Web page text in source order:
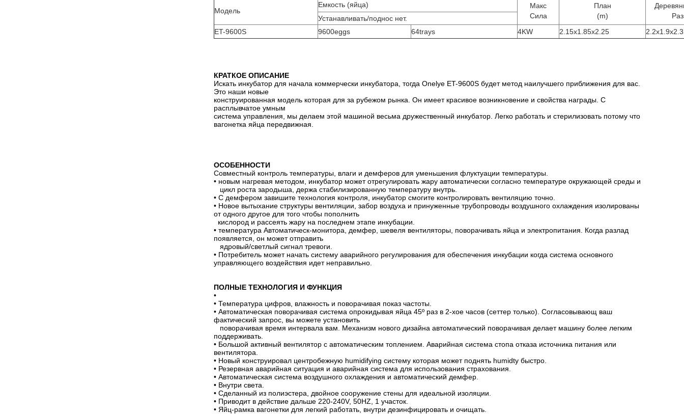
Модель
Емкость (яйца)
Макс
Сила
План
(m)
Устанавливать/поднос нет.
ET-9600S
9600eggs 64trays 4KW 2.15x1.85x2.25
КРАТКОЕ ОПИСАНИЕ
Искать инкубатор для начала коммерчески инкубатора, тогда Onelye ET-9600S будет метод наилучшего приближения для вас.
Это наши новые
конструированная модель которая для за рубежом рынка. Он имеет красивое возникновение и свойства награды. С
расплывчатое умным
система управления, мы делаем этой машиной весьма дружественный инкубатор. Легко работать и стерилизовать потому что
вагонетка яйца передвижная.
ОСОБЕННОСТИ
Совместный контроль температуры, влаги и демферов для уменьшения флуктуации температуры.
• новым нагревая методом, инкубатор может отрегулировать жару автоматически согласно температуре окружающей среды и
цикл роста зародыша, держа стабилизированную температуру внутрь.
• С демфером завишите технология контроля, инкубатор смогите контролировать вентиляцию точно.
• Новое вытыхание структуры вентиляции, забор воздуха и принуженные трубопроводы воздушного охлаждения изолированы
от одного другое для того чтобы пополнить
кислород и рассеять жару на последнем этапе инкубации.
• температура Автоматическ-монитора, демфер, шевеля вентиляторы, поворачивать яйца и электропитания. Когда разлад
появляется, он может отправить
ядровый/светлый сигнал тревоги.
• Потребитель может начать систему аварийного регулирования для обеспечения инкубации когда система основного
управляющего воздействия идет неправильно.
ПОЛНЫЕ ТЕХНОЛОГИЯ И ФУНКЦИЯ
•
• Температура цифров, влажность и поворачивая показ частоты.
• Автоматическая поворачивая система опрокидывая яйца 45º раз в 2-хое часов (сеттер только). Согласовывающ ваш
фактический запрос, вы можете установить
поворачивая время интервала вам. Механизм нового дизайна автоматический поворачивая делает машину более легким
поддерживать.
• Большой активный вентилятор с автоматическим топлением. Аварийная система стопа отказа источника питания или
вентилятора.
• Новый конструировал центробежную humidifying систему которая может поднять humidty быстро.
• Резервная аварийная ситуация и аварийная система для использования страхования.
• Автоматическая система воздушного охлаждения и автоматический демфер.
• Внутри света.
• Сделанный из полиэстера, двойное сооружение стены для идеальной изоляции.
• Приводит в действие дальше 220-240V, 50HZ, 1 участок.
• Яйц-рамка вагонетки для легкий работать, внутри дезинфицировать и очищать.